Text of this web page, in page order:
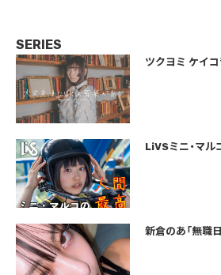
SERIES
ツクヨミ ケイ
LiVSミニ・マル
新倉のあ「無職日